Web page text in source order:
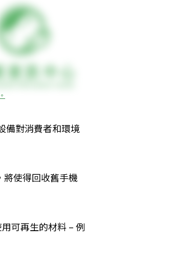
備對消費者和環境
使得回收舊手機
可再生的材料 – 例